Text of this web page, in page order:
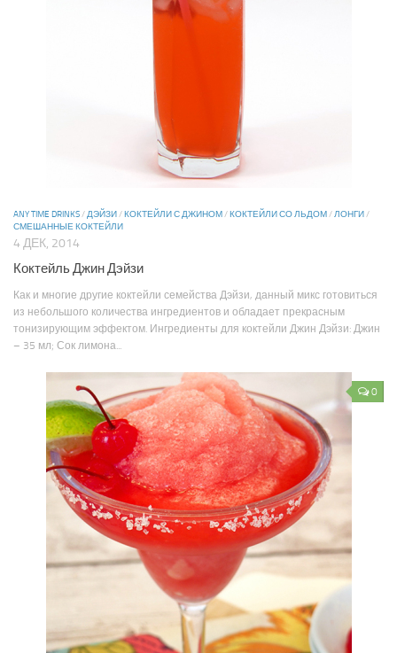
ANY TIME DRINKS/ДЭЙЗИ / КОКТЕЙЛИ С ДЖИНОМ / КОКТЕЙЛИ СО ЛЬДОМ /ЛОНГИ /
СМЕШАННЫЕ КОКТЕЙЛИ
4 ДЕК, 2014
Коктейль Джин Дэйзи
Как и многие другие коктейли семейства Дэйзи, данный микс готовиться
из небольшого количества ингредиентов и обладает прекрасным
тонизирующим эффектом. Ингредиенты для коктейли Джин Дэйзи: Джин
– 35 мл; Сок лимона...
0